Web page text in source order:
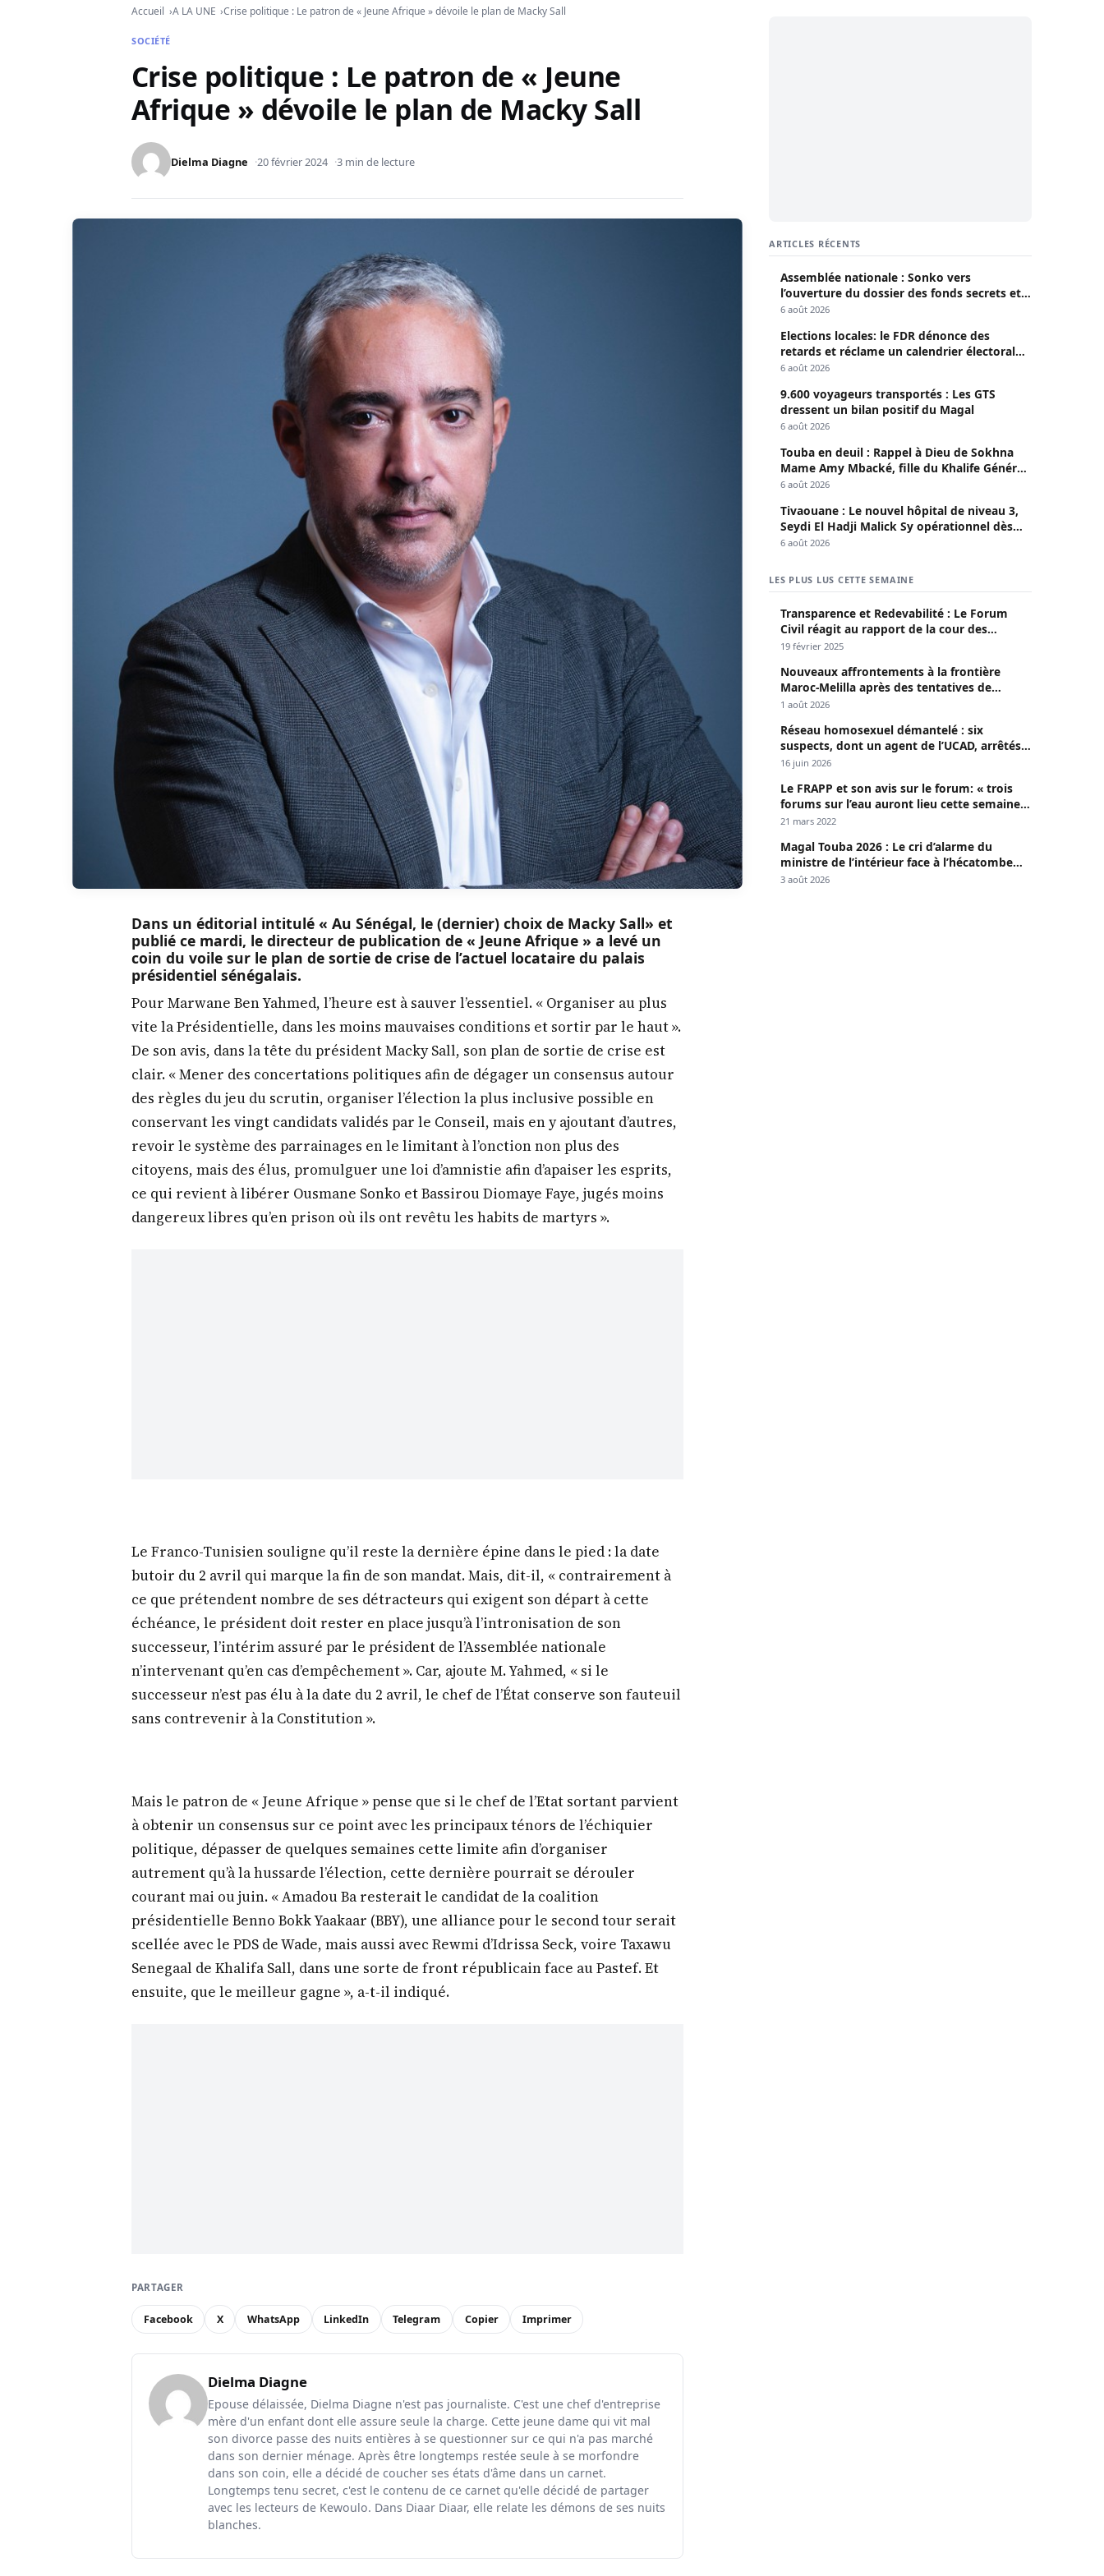
Accueil A LA UNE Crise politique : Le patron de « Jeune Afrique » dévoile le plan de Macky Sall
SOCIÉTÉ
Crise politique : Le patron de « Jeune
Afrique » dévoile le plan de Macky Sall
Dielma Diagne 20 février 2024 3 min de lecture
Dans un éditorial intitulé « Au Sénégal, le (dernier) choix de Macky Sall» et
publié ce mardi, le directeur de publication de « Jeune Afrique » a levé un
coin du voile sur le plan de sortie de crise de l’actuel locataire du palais
présidentiel sénégalais.
Pour Marwane Ben Yahmed, l’heure est à sauver l’essentiel. « Organiser au plus
vite la Présidentielle, dans les moins mauvaises conditions et sortir par le haut ».
De son avis, dans la tête du président Macky Sall, son plan de sortie de crise est
clair. « Mener des concertations politiques afin de dégager un consensus autour
des règles du jeu du scrutin, organiser l’élection la plus inclusive possible en
conservant les vingt candidats validés par le Conseil, mais en y ajoutant d’autres,
revoir le système des parrainages en le limitant à l’onction non plus des
citoyens, mais des élus, promulguer une loi d’amnistie afin d’apaiser les esprits,
ce qui revient à libérer Ousmane Sonko et Bassirou Diomaye Faye, jugés moins
dangereux libres qu’en prison où ils ont revêtu les habits de martyrs ».
Le Franco-Tunisien souligne qu’il reste la dernière épine dans le pied : la date
butoir du 2 avril qui marque la fin de son mandat. Mais, dit-il, « contrairement à
ce que prétendent nombre de ses détracteurs qui exigent son départ à cette
échéance, le président doit rester en place jusqu’à l’intronisation de son
successeur, l’intérim assuré par le président de l’Assemblée nationale
n’intervenant qu’en cas d’empêchement ». Car, ajoute M. Yahmed, « si le
successeur n’est pas élu à la date du 2 avril, le chef de l’État conserve son fauteuil
sans contrevenir à la Constitution ».
Mais le patron de « Jeune Afrique » pense que si le chef de l’Etat sortant parvient
à obtenir un consensus sur ce point avec les principaux ténors de l’échiquier
politique, dépasser de quelques semaines cette limite afin d’organiser
autrement qu’à la hussarde l’élection, cette dernière pourrait se dérouler
courant mai ou juin. « Amadou Ba resterait le candidat de la coalition
présidentielle Benno Bokk Yaakaar (BBY), une alliance pour le second tour serait
scellée avec le PDS de Wade, mais aussi avec Rewmi d’Idrissa Seck, voire Taxawu
Senegaal de Khalifa Sall, dans une sorte de front républicain face au Pastef. Et
ensuite, que le meilleur gagne », a-t-il indiqué.
PARTAGER
Facebook X WhatsApp LinkedIn Telegram Copier Imprimer
Dielma Diagne
Epouse délaissée, Dielma Diagne n'est pas journaliste. C'est une chef d'entreprise
mère d'un enfant dont elle assure seule la charge. Cette jeune dame qui vit mal
son divorce passe des nuits entières à se questionner sur ce qui n'a pas marché
dans son dernier ménage. Après être longtemps restée seule à se morfondre
dans son coin, elle a décidé de coucher ses états d'âme dans un carnet.
Longtemps tenu secret, c'est le contenu de ce carnet qu'elle décidé de partager
avec les lecteurs de Kewoulo. Dans Diaar Diaar, elle relate les démons de ses nuits
blanches.
ARTICLES RÉCENTS
Assemblée nationale : Sonko vers
l’ouverture du dossier des fonds secrets et
de la déclaration de patrimoine
6 août 2026
Elections locales: le FDR dénonce des
retards et réclame un calendrier électoral
clair
6 août 2026
9.600 voyageurs transportés : Les GTS
dressent un bilan positif du Magal
6 août 2026
Touba en deuil : Rappel à Dieu de Sokhna
Mame Amy Mbacké, fille du Khalife Général
des Mourides
6 août 2026
Tivaouane : Le nouvel hôpital de niveau 3,
Seydi El Hadji Malick Sy opérationnel dès
lundi
6 août 2026
LES PLUS LUS CETTE SEMAINE
Transparence et Redevabilité : Le Forum
Civil réagit au rapport de la cour des
comptes
19 février 2025
Nouveaux affrontements à la frontière
Maroc-Melilla après des tentatives de
passage
1 août 2026
Réseau homosexuel démantelé : six
suspects, dont un agent de l’UCAD, arrêtés à
Keur Massar ; l’un avoue avoir propagé le
16 juin 2026
Le FRAPP et son avis sur le forum: « trois
forums sur l’eau auront lieu cette semaine à
Dakar »
21 mars 2022
Magal Touba 2026 : Le cri d’alarme du
ministre de l’intérieur face à l’hécatombe
routière
3 août 2026